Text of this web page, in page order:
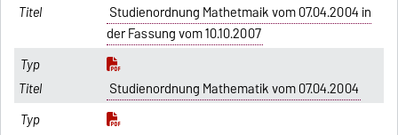
Studienordnung Mathetmaik vom 07.04.2004 in
der Fassung vom 10.10.2007
Studienordnung Mathematik vom 07.04.2004